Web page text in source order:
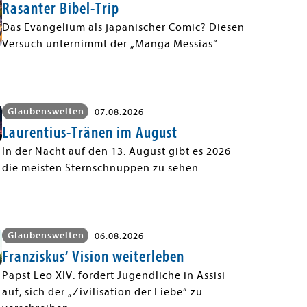
Rasanter Bibel-Trip
Das Evangelium als japanischer Comic? Diesen
Versuch unternimmt der „Manga Messias“.
Glaubenswelten 07.08.2026
Laurentius-Tränen im August
In der Nacht auf den 13. August gibt es 2026
die meisten Sternschnuppen zu sehen.
Glaubenswelten 06.08.2026
Franziskus‘ Vision weiterleben
Papst Leo XIV. fordert Jugendliche in Assisi
auf, sich der „Zivilisation der Liebe“ zu